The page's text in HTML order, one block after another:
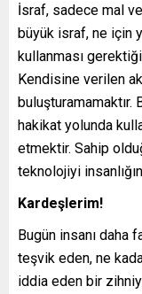
İsraf, sadece mal
büyük israf, ne için
kullanması
Kendisine verilen
hakikat yolunda
etmektir. Sahip
teknolojiyi
Kardeşlerim!
Bugün insanı daha
teşvik eden, ne
iddia eden bir